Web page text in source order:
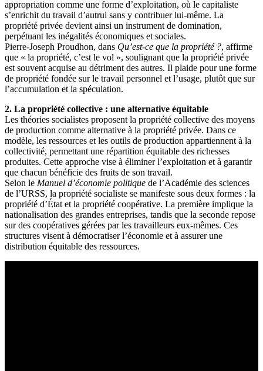
appropriation comme une forme d’exploitation, où le capitaliste
s’enrichit du travail d’autrui sans y contribuer lui-même. La
propriété privée devient ainsi un instrument de domination,
perpétuant les inégalités économiques et sociales.
Pierre-Joseph Proudhon, dans Qu’est-ce que la propriété ?, affirme
que « la propriété, c’est le vol », soulignant que la propriété privée
est souvent acquise au détriment des autres. Il plaide pour une forme
de propriété fondée sur le travail personnel et l’usage, plutôt que sur
l’accumulation et la spéculation.
2. La propriété collective : une alternative équitable
Les théories socialistes proposent la propriété collective des moyens
de production comme alternative à la propriété privée. Dans ce
modèle, les ressources et les outils de production appartiennent à la
collectivité, permettant une répartition équitable des richesses
produites. Cette approche vise à éliminer l’exploitation et à garantir
que chacun bénéficie des fruits de son travail.
Selon le Manuel d’économie politique de l’Académie des sciences
de l’URSS, la propriété socialiste se manifeste sous deux formes : la
propriété d’État et la propriété coopérative. La première implique la
nationalisation des grandes entreprises, tandis que la seconde repose
sur des coopératives gérées par les travailleurs eux-mêmes. Ces
structures visent à démocratiser l’économie et à assurer une
distribution équitable des ressources.